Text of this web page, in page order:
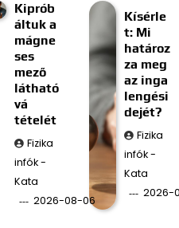
Kiprób
áltuk a
mágne
ses
mező
látható
vá
tételét
Fizika
infók -
Kata
2026-08-06
Kísérle
t: Mi
határoz
za meg
az inga
lengési
dejét?
Fizika
infók -
Kata
2026-